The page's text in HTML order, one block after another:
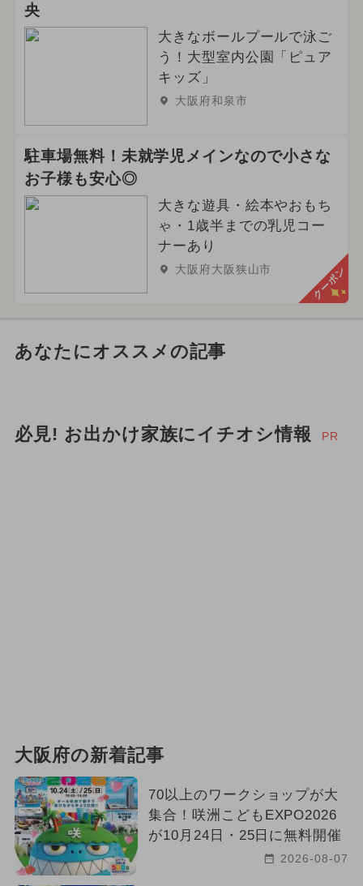
央
大きなボールプールで泳ご
う！大型室内公園「ピュア
キッズ」
大阪府和泉市
駐車場無料！未就学児メインなので小さな
お子様も安心◎
大きな遊具・絵本やおもち
ゃ・1歳半までの乳児コー
ナーあり
大阪府大阪狭山市 クーポン
あなたにオススメの記事
必見! お出かけ家族にイチオシ情報 PR
大阪府の新着記事
70以上のワークショップが大
集合！咲洲こどもEXPO2026
が10月24日・25日に無料開催
2026-08-07